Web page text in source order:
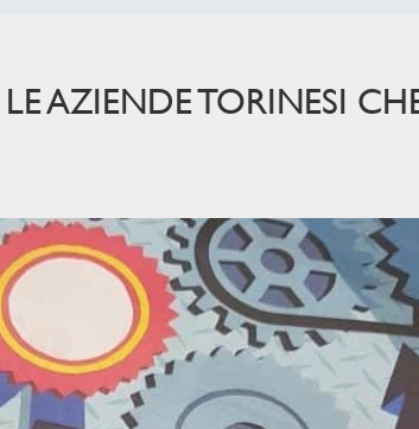
AZIENDE TORINESI